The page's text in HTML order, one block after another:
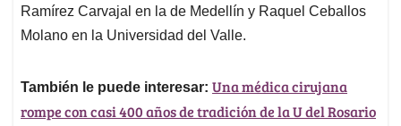
Ramírez Carvajal en la de Medellín y Raquel Ceballos
Molano en la Universidad del Valle.
También le puede interesar: Una médica cirujana
rompe con casi 400 años de tradición de la U del Rosario